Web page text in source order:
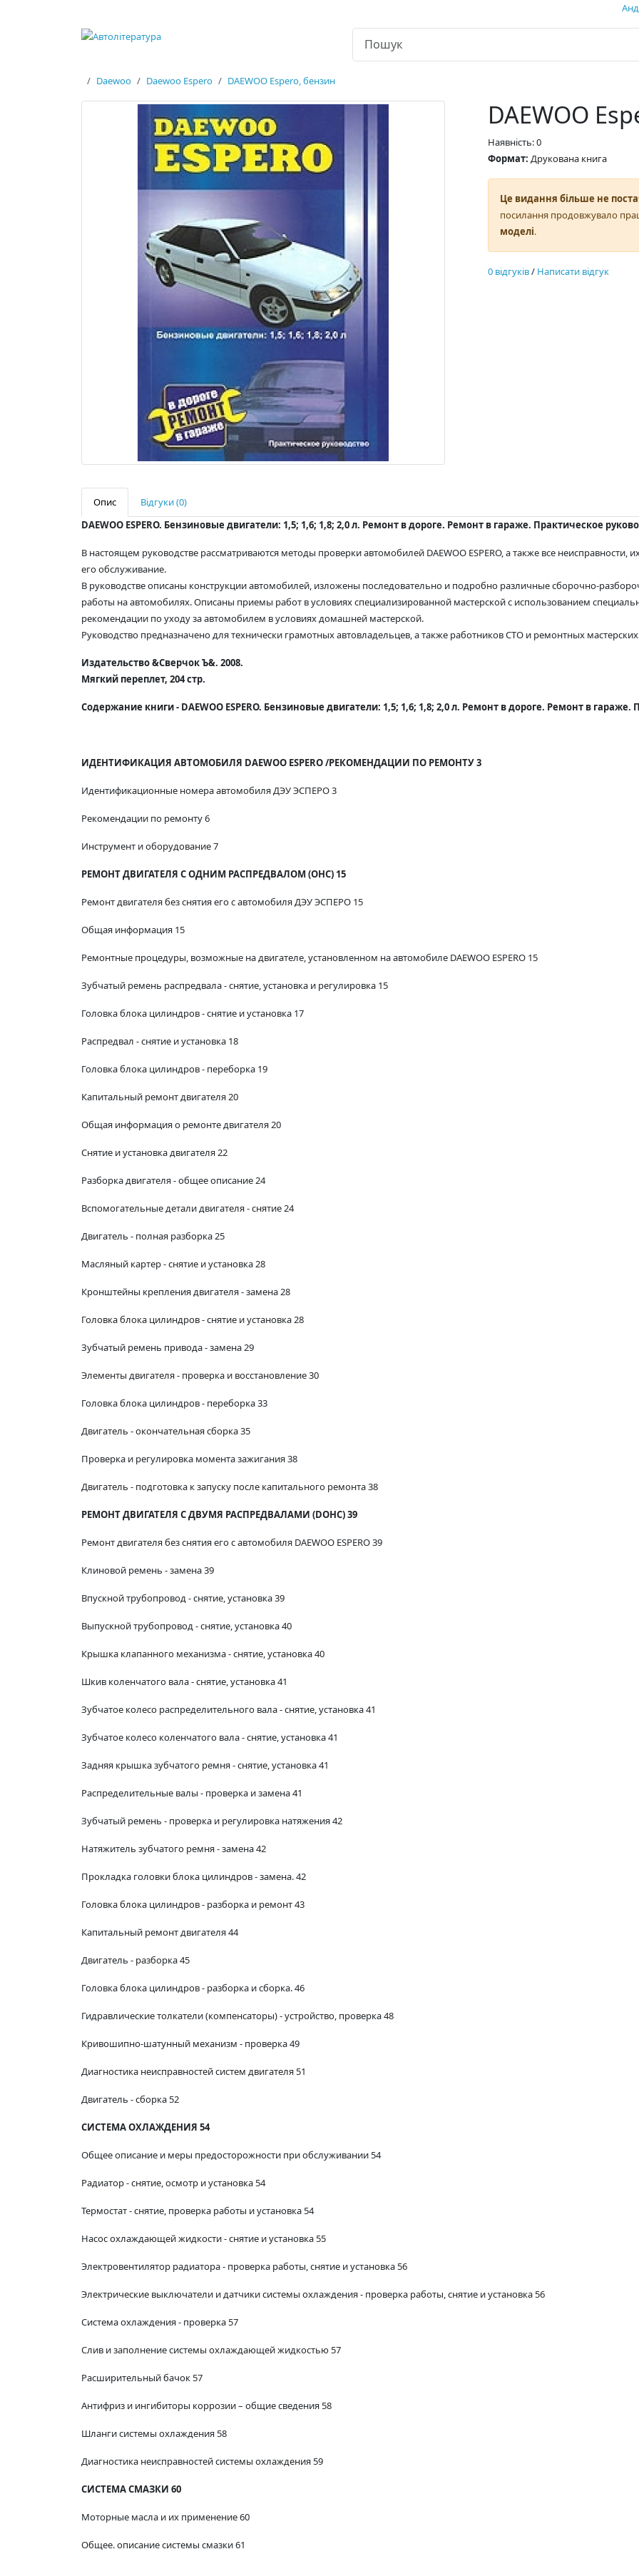
Daewoo Daewoo Espero DAEWOO Espero, бензин
DAEWOO
Наявність: 0
Формат: Друкована книга
Це видання більше не
посилання продовжувало
моделі.
0 відгуків/ Написати відгук
Опис
Відгуки (0)
DAEWOO ESPERO. Бензиновые двигатели: 1,5; 1,6; 1,8; 2,0 л. Ремонт в дороге. Ремонт в гараже. Практическое
В настоящем руководстве рассматриваются методы проверки автомобилей DAEWOO ESPERO, а также все неисправности,
его обслуживание.
В руководстве описаны конструкции автомобилей, изложены последовательно и подробно различные сборочно-
работы на автомобилях. Описаны приемы работ в условиях специализированной мастерской с использованием
рекомендации по уходу за автомобилем в условиях домашней мастерской.
Руководство предназначено для технически грамотных автовладельцев, а также работников СТО и ремонтных
Издательство &Сверчок Ъ&. 2008.
Мягкий переплет, 204 стр.
Содержание книги - DAEWOO ESPERO. Бензиновые двигатели: 1,5; 1,6; 1,8; 2,0 л. Ремонт в дороге. Ремонт в гараже.
ИДЕНТИФИКАЦИЯ АВТОМОБИЛЯ DAEWOO ESPERO /РЕКОМЕНДАЦИИ ПО РЕМОНТУ 3
Идентификационные номера автомобиля ДЭУ ЭСПЕРО 3
Рекомендации по ремонту 6
Инструмент и оборудование 7
РЕМОНТ ДВИГАТЕЛЯ С ОДНИМ РАСПРЕДВАЛОМ (ОНС) 15
Ремонт двигателя без снятия его с автомобиля ДЭУ ЭСПЕРО 15
Общая информация 15
Ремонтные процедуры, возможные на двигателе, установленном на автомобиле DAEWOO ESPERO 15
Зубчатый ремень распредвала - снятие, установка и регулировка 15
Головка блока цилиндров - снятие и установка 17
Распредвал - снятие и установка 18
Головка блока цилиндров - переборка 19
Капитальный ремонт двигателя 20
Общая информация о ремонте двигателя 20
Снятие и установка двигателя 22
Разборка двигателя - общее описание 24
Вспомогательные детали двигателя - снятие 24
Двигатель - полная разборка 25
Масляный картер - снятие и установка 28
Кронштейны крепления двигателя - замена 28
Головка блока цилиндров - снятие и установка 28
Зубчатый ремень привода - замена 29
Элементы двигателя - проверка и восстановление 30
Головка блока цилиндров - переборка 33
Двигатель - окончательная сборка 35
Проверка и регулировка момента зажигания 38
Двигатель - подготовка к запуску после капитального ремонта 38
РЕМОНТ ДВИГАТЕЛЯ С ДВУМЯ РАСПРЕДВАЛАМИ (DOHC) 39
Ремонт двигателя без снятия его с автомобиля DAEWOO ESPERO 39
Клиновой ремень - замена 39
Впускной трубопровод - снятие, установка 39
Выпускной трубопровод - снятие, установка 40
Крышка клапанного механизма - снятие, установка 40
Шкив коленчатого вала - снятие, установка 41
Зубчатое колесо распределительного вала - снятие, установка 41
Зубчатое колесо коленчатого вала - снятие, установка 41
Задняя крышка зубчатого ремня - снятие, установка 41
Распределительные валы - проверка и замена 41
Зубчатый ремень - проверка и регулировка натяжения 42
Натяжитель зубчатого ремня - замена 42
Прокладка головки блока цилиндров - замена. 42
Головка блока цилиндров - разборка и ремонт 43
Капитальный ремонт двигателя 44
Двигатель - разборка 45
Головка блока цилиндров - разборка и сборка. 46
Гидравлические толкатели (компенсаторы) - устройство, проверка 48
Кривошипно-шатунный механизм - проверка 49
Диагностика неисправностей систем двигателя 51
Двигатель - сборка 52
СИСТЕМА ОХЛАЖДЕНИЯ 54
Общее описание и меры предосторожности при обслуживании 54
Радиатор - снятие, осмотр и установка 54
Термостат - снятие, проверка работы и установка 54
Насос охлаждающей жидкости - снятие и установка 55
Электровентилятор радиатора - проверка работы, снятие и установка 56
Электрические выключатели и датчики системы охлаждения - проверка работы, снятие и установка 56
Система охлаждения - проверка 57
Слив и заполнение системы охлаждающей жидкостью 57
Расширительный бачок 57
Антифриз и ингибиторы коррозии – общие сведения 58
Шланги системы охлаждения 58
Диагностика неисправностей системы охлаждения 59
СИСТЕМА СМАЗКИ 60
Моторные масла и их применение 60
Общее. описание системы смазки 61